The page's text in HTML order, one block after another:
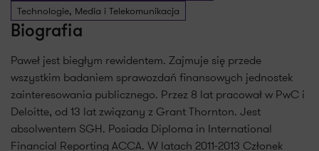
Biografia
Paweł jest biegłym rewidentem. Zajmuje się przede
wszystkim badaniem sprawozdań finansowych jednostek
zainteresowania publicznego. Przez 8 lat pracował w PwC i
Deloitte, od 13 lat związany z Grant Thornton. Jest
absolwentem SGH. Posiada Diploma in International
Financial Reporting ACCA. W latach 2011-2013 Członek
Technologie, Media i Telekomunikacja